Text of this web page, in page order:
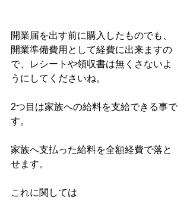
開業届を出す前に購入したものでも、
開業準備費用として経費に出来ますの
で、レシートや領収書は無くさないよ
うにしてくださいね。
2つ目は家族への給料を支給できる事で
す。
家族へ支払った給料を全額経費で落と
せます。
これに関しては